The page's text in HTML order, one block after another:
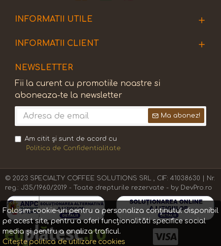
INFORMATII UTILE
INFORMATII CLIENT
NEWSLETTER
Fii la curent cu promotiile noastre si
aboneaza-te la newsletter
Ma abonez!
Am citit şi sunt de acord cu
Politica de Confidentialitate
© 2023 SPECIALTY COFFEE SOLUTIONS SRL , CIF: 41038630 | Nr.
reg.: J35/1960/2019 - Toate drepturile rezervate - by DevPro.ro
Folosim cookie-uri pentru a personaliza conținutul disponibil
pe acest site, pentru a oferi funcționalităti specifice social
media și pentru a analiza traficul.
Citește politica de utilizare cookies